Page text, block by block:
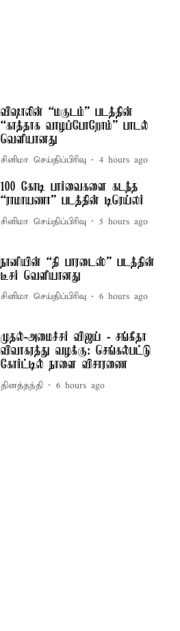
விஷாலின் “மகுடம்” படத்தின்
“காத்தாக வாழப்போறோம்” பாடல்
வெளியானது
சினிமா செய்திப்பிரிவு 4 hours ago
100 கோடி பார்வைகளை கடந்த
“ராமாயணா” படத்தின் டிரெய்லர்
சினிமா செய்திப்பிரிவு 5 hours ago
நானியின் “தி பாரடைஸ்” படத்தின்
டீசர் வெளியானது
சினிமா செய்திப்பிரிவு 6 hours ago
முதல்-அமைச்சர் விஜய் - சங்கீதா
விவாகரத்து வழக்கு: செங்கல்பட்டு
கோர்ட்டில் நாளை விசாரணை
தினத்தந்தி 6 hours ago